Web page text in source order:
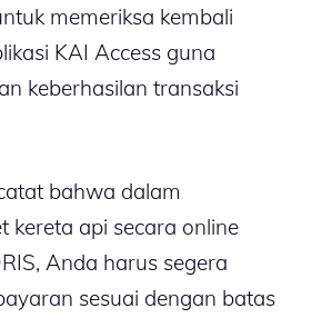
memeriksa kembali
KAI Access guna
keberhasilan transaksi
bahwa dalam
kereta api secara online
Anda harus segera
sesuai dengan batas